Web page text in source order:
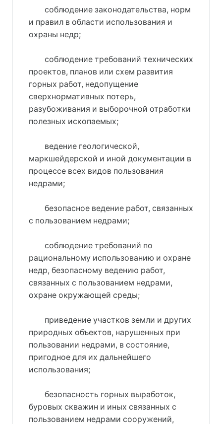
соблюдение законодательства, норм
и правил в области использования и
охраны недр;
соблюдение требований технических
проектов, планов или схем развития
горных работ, недопущение
сверхнормативных потерь,
разубоживания и выборочной отработки
полезных ископаемых;
ведение геологической,
маркшейдерской и иной документации в
процессе всех видов пользования
недрами;
безопасное ведение работ, связанных
с пользованием недрами;
соблюдение требований по
рациональному использованию и охране
недр, безопасному ведению работ,
связанных с пользованием недрами,
охране окружающей среды;
приведение участков земли и других
природных объектов, нарушенных при
пользовании недрами, в состояние,
пригодное для их дальнейшего
использования;
безопасность горных выработок,
буровых скважин и иных связанных с
пользованием недрами сооружений,